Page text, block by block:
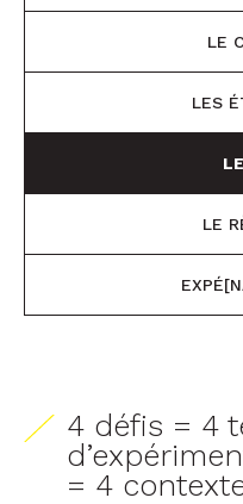
LE
LES
LE
4 défis = 4
= 4